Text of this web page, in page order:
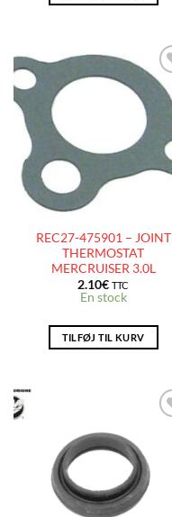
AJOUTER
À LA
LISTE
D’ENVIES
REC27-475901 – JOINT
THERMOSTAT
MERCRUISER 3.0L
2.10€ TTC
En stock
TILFØJ TIL KURV
À LA
LISTE
D’ENVIES